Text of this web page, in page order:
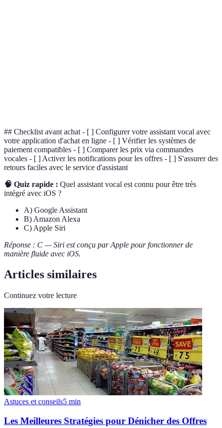
## Checklist avant achat - [ ] Configurer votre assistant vocal avec
votre application d'achat en ligne - [ ] Vérifier les systèmes de
paiement compatibles - [ ] Comparer les prix via commandes
vocales - [ ] Activer les notifications pour les offres - [ ] S'assurer des
retours faciles avec le service d'assistant
🧠 Quiz rapide : Quel assistant vocal est connu pour être très
intégré avec iOS ?
A) Google Assistant
B) Amazon Alexa
C) Apple Siri
Réponse : C — Siri est conçu par Apple pour fonctionner de
manière fluide avec iOS.
Articles similaires
Continuez votre lecture
Astuces et conseils5 min
Les Meilleures Stratégies pour Dénicher des Offres